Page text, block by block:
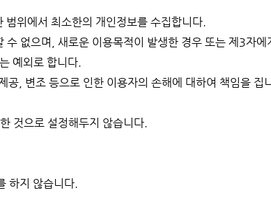
위에서 최소한의 개인정보를 수집합니다.
없으며, 새로운 이용목적이 발생한 경우 또는 제3자
예외로 합니다.
, 변조 등으로 인한 이용자의 손해에 대하여 책임을 집
것으로 설정해두지 않습니다.
하지 않습니다.